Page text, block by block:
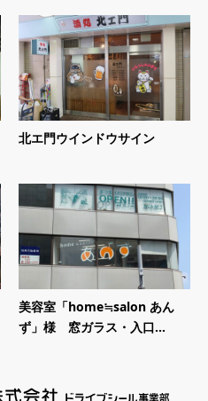
北エ門ウインドウサイン
美容室「home≒salon あん
ず」様 窓ガラス・入口...